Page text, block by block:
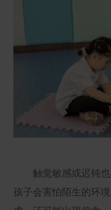
触觉敏感或迟钝也
孩子会害怕陌生的环